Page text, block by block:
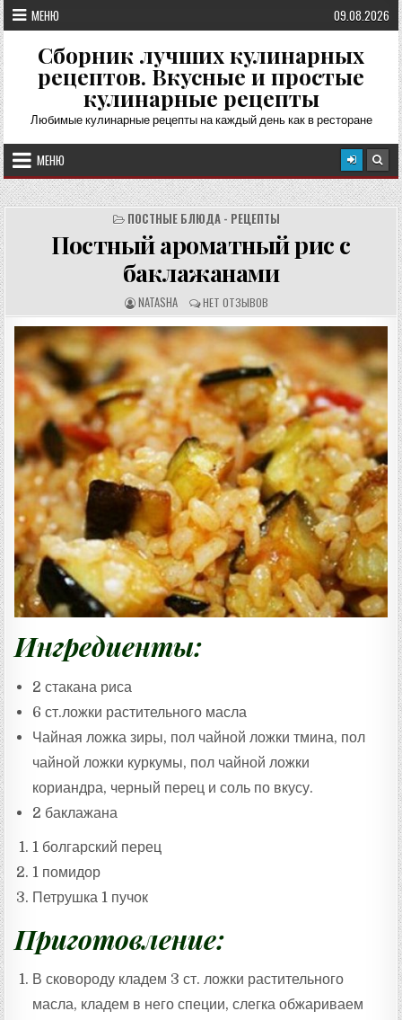
Перейти
к
содержимому
МЕНЮ 09.08.2026
Сборник лучших кулинарных
рецептов. Вкусные и простые
кулинарные рецепты
Любимые кулинарные рецепты на каждый день как в ресторане
МЕНЮ
ПОСТНЫЕ БЛЮДА - РЕЦЕПТЫ
Постный ароматный рис с
баклажанами
А
В
Т
О
Р
Р
Е
Ц
Е
П
Т
А
:
NATASHA О
Т
З
Ы
В
Ы
:
НЕТ ОТЗЫВОВ
Ингредиенты:
2 стакана риса
6 ст.ложки растительного масла
Чайная ложка зиры, пол чайной ложки тмина, пол
чайной ложки куркумы, пол чайной ложки
кориандра, черный перец и соль по вкусу.
2 баклажана
1 болгарский перец
1 помидор
Петрушка 1 пучок
Приготовление:
В сковороду кладем 3 ст. ложки растительного
масла, кладем в него специи, слегка обжариваем